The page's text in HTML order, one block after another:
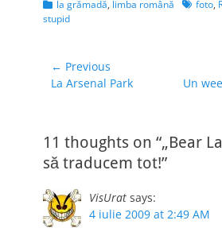
cu mormăitul Maiei
turul pe motocicletă
#dinRomânia o…
Categories
la grămadă, limba română Tagsfoto,
stupid
Navigare
în
← Previous
Previous
La Arsenal Park
Next
Un
11 thoughts on “„Bear
să traducem tot!”
VisUrat says:
4 iulie 2009 at 2:49 AM